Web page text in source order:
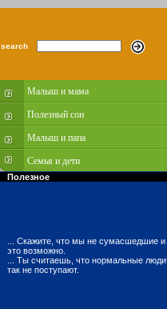
search
Малыш и мама
Полезный сон
Малыш и папа
Семья и дети
Полезное
... Скажите, что мы не сумасшедшие и
это возможно.
... Ты считаешь, что нормальные люди
так не поступают.